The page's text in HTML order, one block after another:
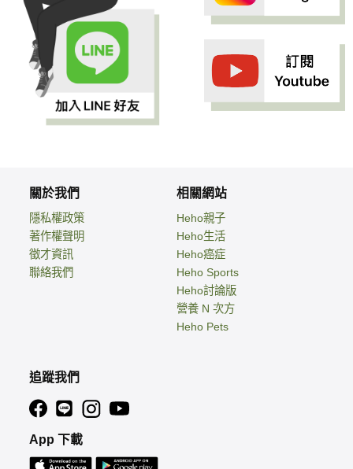
關於我們
隱私權政策
著作權聲明
徵才資訊
聯絡我們
相關網站
Heho親子
Heho生活
Heho癌症
Heho Sports
Heho討論版
營養 N 次方
Heho Pets
追蹤我們
App 下載